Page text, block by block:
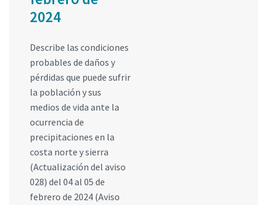
2024
Describe las condiciones
probables de daños y
pérdidas que puede sufrir
la población y sus
medios de vida ante la
ocurrencia de
precipitaciones en la
costa norte y sierra
(Actualización del aviso
028) del 04 al 05 de
febrero de 2024 (Aviso